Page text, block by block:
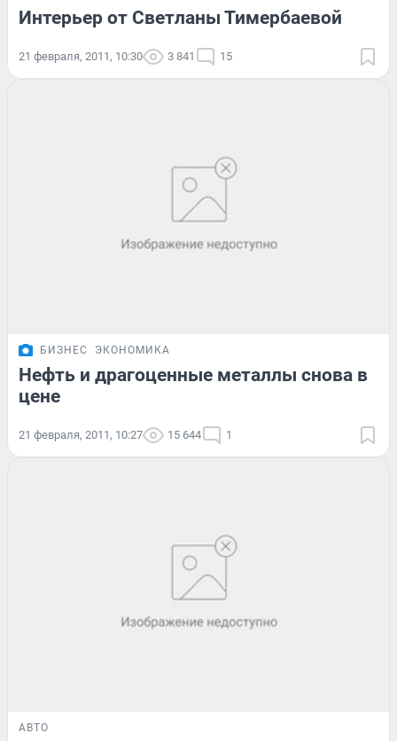
Интерьер от Светланы Тимербаевой
21 февраля, 2011, 10:30 3 841 15
БИЗНЕС ЭКОНОМИКА
Нефть и драгоценные металлы снова в
цене
21 февраля, 2011, 10:27 15 644 1
АВТО